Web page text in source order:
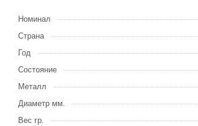
Номинал
Страна
Год
Состояние
Металл
Диаметр мм.
Вес гр.